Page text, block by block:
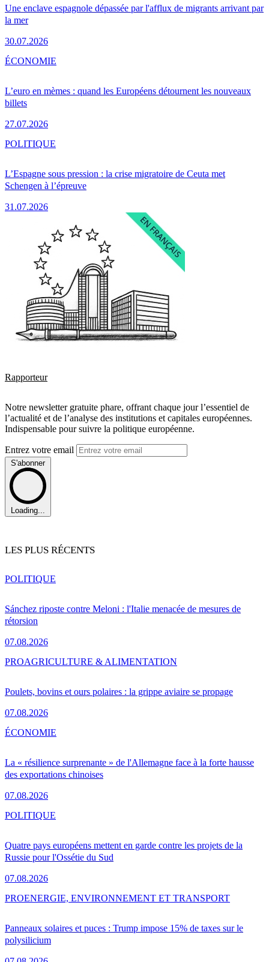
Une enclave espagnole dépassée par l'afflux de migrants arrivant par
la mer
30.07.2026
L’euro en mèmes : quand les Européens détournent les nouveaux
billets
27.07.2026
ÉCONOMIE
L’Espagne sous pression : la crise migratoire de Ceuta met
Schengen à l’épreuve
31.07.2026
POLITIQUE
Rapporteur
Notre newsletter gratuite phare, offrant chaque jour l’essentiel de
l’actualité et de l’analyse des institutions et capitales européennes.
Indispensable pour suivre la politique européenne.
Entrez votre email
S'abonner
Loading...
LES PLUS RÉCENTS
Sánchez riposte contre Meloni : l'Italie menacée de mesures de
rétorsion
07.08.2026
POLITIQUE
Poulets, bovins et ours polaires : la grippe aviaire se propage
07.08.2026
PROAGRICULTURE & ALIMENTATION
La « résilience surprenante » de l'Allemagne face à la forte hausse
des exportations chinoises
07.08.2026
ÉCONOMIE
Quatre pays européens mettent en garde contre les projets de la
Russie pour l'Ossétie du Sud
07.08.2026
POLITIQUE
Panneaux solaires et puces : Trump impose 15% de taxes sur le
polysilicium
PROENERGIE, ENVIRONNEMENT ET TRANSPORT